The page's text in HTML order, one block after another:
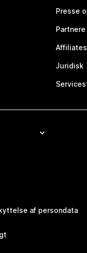
Presse
Partnere
Affiliates
Juridisk
af persondata